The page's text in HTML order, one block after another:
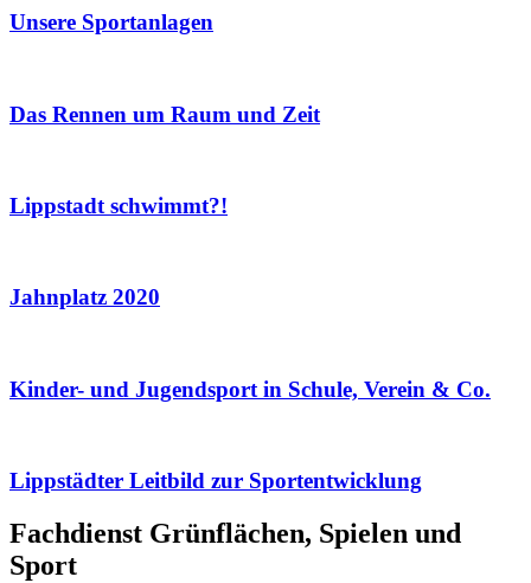
Unsere Sportanlagen
Das Rennen um Raum und Zeit
Lippstadt schwimmt?!
Jahnplatz 2020
Kinder- und Jugendsport in Schule, Verein & Co.
Lippstädter Leitbild zur Sportentwicklung
Fachdienst Grünflächen, Spielen und
Sport